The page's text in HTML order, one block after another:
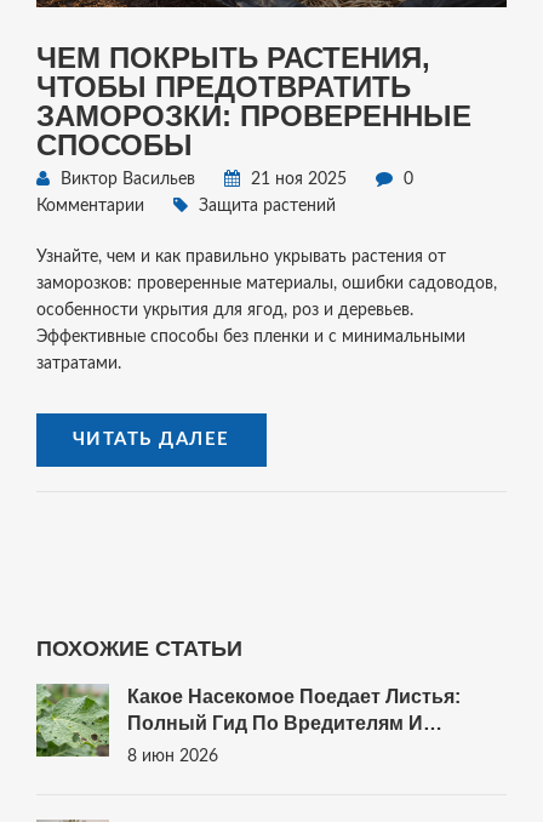
ЧЕМ ПОКРЫТЬ РАСТЕНИЯ,
ЧТОБЫ ПРЕДОТВРАТИТЬ
ЗАМОРОЗКИ: ПРОВЕРЕННЫЕ
СПОСОБЫ
Виктор Васильев 21 ноя 2025
0
Комментарии
Защита растений
Узнайте, чем и как правильно укрывать растения от
заморозков: проверенные материалы, ошибки садоводов,
особенности укрытия для ягод, роз и деревьев.
Эффективные способы без пленки и с минимальными
затратами.
ЧИТАТЬ ДАЛЕЕ
ПОХОЖИЕ СТАТЬИ
Какое Насекомое Поедает Листья:
Полный Гид По Вредителям И
Методам Защиты
8 июн 2026